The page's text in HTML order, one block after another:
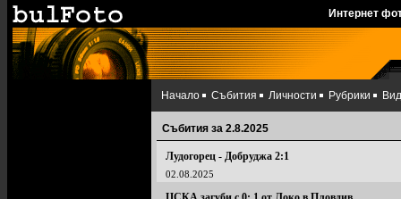
Интернет
Начало Събития Личности Рубрики
Събития за 2.8.2025
Лудогорец - Добруджа 2:1
02.08.2025